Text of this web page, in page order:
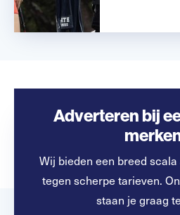
Adverteren bij
Wij bieden een breed
tegen scherpe tarieven.
staan je graag